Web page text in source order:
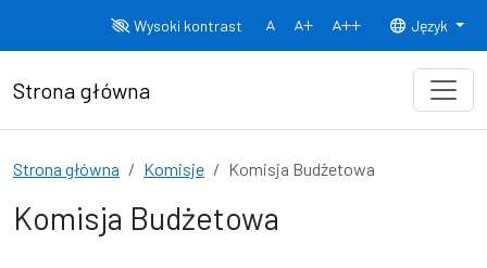
Wysoki kontrast
Normalny rozmiar czcionki
Rozmiar czcionki 150% Rozmiar
Język
Strona główna
Strona główna Komisje Komisja Budżetowa
Komisja Budżetowa